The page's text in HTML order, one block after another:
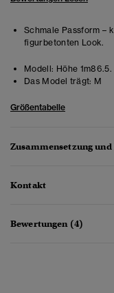
Schmale Passform –
figurbetonten Look.
Modell: Höhe
Das Model trägt: M
Größentabelle
Zusammensetzung und
Kontakt
Bewertungen (4)